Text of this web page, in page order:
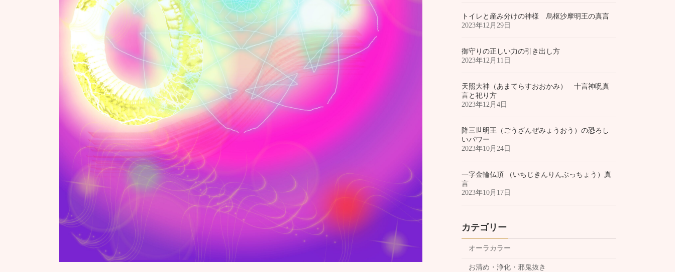
トイレと産み分けの神様 烏枢沙摩明王の真言
2023年12月29日
御守りの正しい力の引き出し方
2023年12月11日
天照大神（あまてらすおおかみ） 十言神呪真
言と祀り方
2023年12月4日
降三世明王（ごうざんぜみょうおう）の恐ろし
いパワー
2023年10月24日
一字金輪仏頂 （いちじきんりんぶっちょう）真
言
2023年10月17日
カテゴリー
オーラカラー
お清め・浄化・邪鬼抜き